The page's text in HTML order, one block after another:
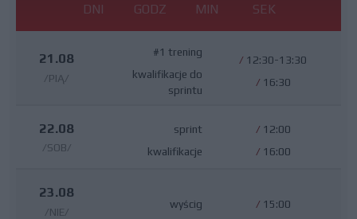
DNI GODZ MIN SEK
21.08
/PIĄ/
#1 trening
kwalifikacje do
sprintu
/ 12:30-13:30
/ 16:30
22.08
/SOB/
sprint
kwalifikacje
/ 12:00
/ 16:00
23.08
/NIE/
wyścig / 15:00